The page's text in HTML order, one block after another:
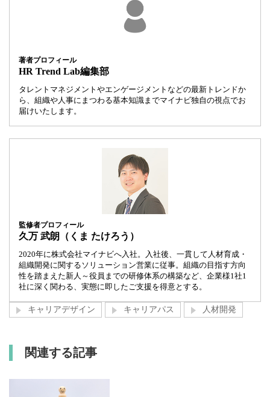
著者プロフィール
HR Trend Lab編集部
タレントマネジメントやエンゲージメントなどの最新トレンドか
ら、組織や人事にまつわる基本知識までマイナビ独自の視点でお
届けいたします。
監修者プロフィール
久万 武朗（くま たけろう）
2020年に株式会社マイナビへ入社。入社後、一貫して人材育成・
組織開発に関するソリューション営業に従事。組織の目指す方向
性を踏まえた新人～役員までの研修体系の構築など、企業様1社1
社に深く関わる、実態に即したご支援を得意とする。
キャリアデザイン キャリアパス 人材開発
関連する記事